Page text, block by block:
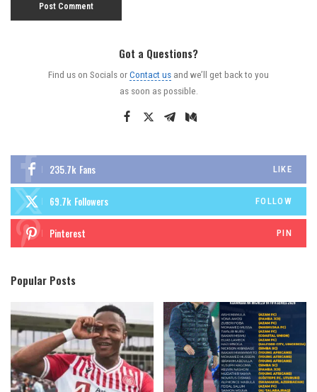
Got a Questions?
Find us on Socials orContact us and we’ll get back to you
as soon as possible.
235.7k Fans LIKE
69.7k Followers FOLLOW
Pinterest PIN
Popular Posts